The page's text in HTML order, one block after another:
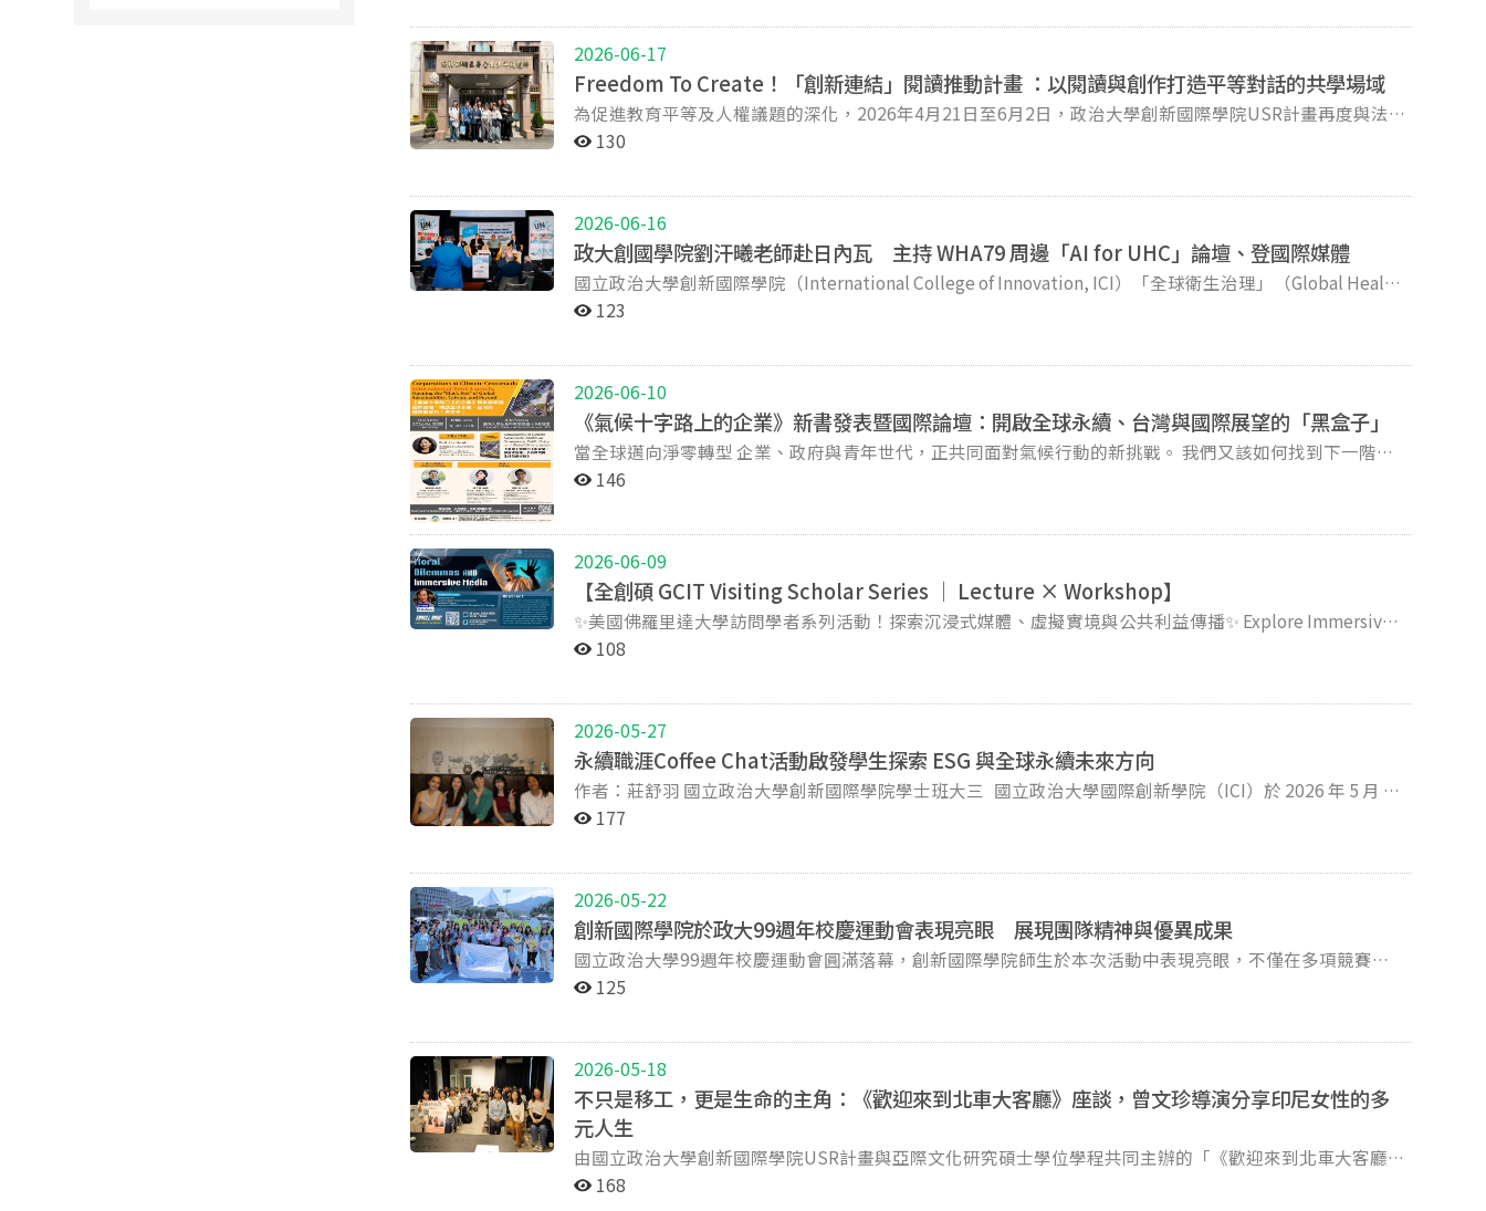
成兩次線上工作坊與兩次深度線上訪談，諮詢相關研究者先備知識，逐步建立田野框架。 六天行程分為田
野踏查與機構訪談兩大軸線。田野現場從鄉間小圳到半導體廠房，從陽宅緊鄰墓地的土地倫理，到柴油車廢
氣與工地風砂交錯的都市邊陲景觀，皆成為學生觀察與記錄的對象。行程後半段轉入機構訪談。師生一行赴
熊本縣議會進行交流，拜訪在地環境行動組織「熊本環境思考會」、議員岩田智子等人，以及長年關注日本
真由美、不動產仲介部長村上貴賴進行訪談，深入比較台日兩國自1992年以來不動產文化的結構性差異——
包括住宅作為「資產」或「工具」的截然不同社會認知，以及住宅貸款政策、市場可及性、跨世代居住正義
等議題。 本次移地田野呈現政大跨域教學的多元合力：地政學系學生帶入紮實的日本國土空間規劃與環評
規範知識，傳播學院學生專責影像記錄與田野敘事，ICI學生則探索跨國職場文化轉譯與國際溝通的橋梁。
此外，九州大學共創學部李曉燕老師與其學生的加入，使研究團隊得以獲得即時的跨文化視角轉譯，締結田
跨越校園，與生活實踐相互深化，此次熊本移地田野正是這一精神的具體展現。陳虹穎表示，移地田野的意
義不僅在於知識生產，更在於讓學生以身體丈量土地、感知環境變遷過程及不同的環境倫理底蘊。從感官到
概念，逐步建立對空間正義與環境變遷的敏銳觀察力。
2026-06-17
Freedom To Create！「創新連結」閱讀推動計畫 ：以閱讀與創作打造平等對話的共學場域
為促進教育平等及人權議題的深化，2026年4月21日至6月2日，政治大學創新國際學院USR計畫再度與法
務部矯正署臺北少年觀護所合作，在創新國際學院客座教授郭怡慧的統籌規劃與帶領下，以閱讀與創作工作
監獄與人權議題的討論，藉由多元場域實踐，引導學生從真實社會情境理解教育平等與人權價值。課程以
「We are one, not the other.」為核心精神，並以少女與志工學生身份間的平等為準則，期待在共同學習的
場域中，透過自在的交流與情感抒發，以對話與創作建立彼此之間的互信與理解。 郭怡慧教授表示，本學
期計畫共達成四項重要創新。首先，在臺北少年觀護所的支持下，本次計畫首度招募男性學生參與女所課
課程發想到活動帶領皆由學生共同規劃與執行。課程主題涵蓋摺紙、圖像詩、五感創作及語言分享等內容，
透過多元且彈性的設計，引導少女從自身經驗與感知出發，讓創作與交流能夠在自然且輕鬆的氛圍中展開。
團隊，透過分組陪伴與協作模式，創造志工與少女彼此傾聽、相互支持的機會。不同成員的觀察視角，也使
團隊能在課後進行更細緻的討論與反思，並依據現場需求即時調整課程內容與帶領方式。 最後，本計畫首
學習者的角色進入場域，透過真實互動重新思考自我與他人的關係，並理解每個生命經驗所承載的獨特意
義。 本學期計畫結束後，第一次參與計畫的台灣學生志工蔡瑋峻回想起過去對少年受刑人的印象，他表
示：「過往在新聞當中，我常見到這些少女受到媒體的片面報導而被醜化，但我實際進入到觀護所當中與她
們互動，我才意識到她們都只是個孩子，她們都仍帶有屬於她們善良的一面，只是因為被誤導，或是因為家
庭因素的緣故，使她們陷入了複雜的處境當中。」 泰國學生志工蔡寶瑩提及自己再度投入計畫的原因：
來自挪威的學生志工莫庭筠回應到，挪威的監獄體制一直以來都以開明的理念而成為國際上的典範，但自己
對挪威的少年監獄體仍有許多不了解的地方，他表示：「在參與這個計畫後，我很好奇挪威的少年監獄裡的
生活情況，裡面有沒有提供相關的教育，或是像我們推動的計畫一樣，去努力協助監獄裡的青少年，讓他們
在未來能延續相對穩定的生活。」 巴拉圭學生志工達淑珊分享了兩學期的參與帶給她的感觸：「在這裡，
我們都一樣是學生，因為我們都是在向生命學習。」她期許這段經驗能成為未來她在巴拉圭推動類似計畫的
第三年。透過平等的陪伴關係，計畫不僅為在所少女創造表達自我、探索生命經驗的學習空間，也讓參與的
學生志工在真實場域中重新思考教育與人權的意義。創作不僅成為少女認識自我與他人的媒介，也促進了不
同生命經驗之間的理解與對話，展現教育作為連結與賦權力量的可能性。 談到未來發展，郭怡慧教授表
示，希望能延續本學期累積的能量與成果，持續深化與臺北少年觀護所的合作關係。未來除保留原課程的核
心精神外，也規劃將更多議題式閱讀與討論融入課程設計，例如性別、毒品使用等少女關心且充滿好奇的議
題，引導其在安全且開放的對話空間中思考自身經驗與價值選擇。郭怡慧教授認為，唯有透過真誠的交流，
130
2026-06-16
政大創國學院劉汗曦老師赴日內瓦 主持 WHA79 周邊「AI for UHC」論壇、登國際媒體
國立政治大學創新國際學院（International College of Innovation, ICI）「全球衛生治理」（Global Health
Governance）課程授課教師劉汗曦博士，於2026年5月14日至23日受邀赴瑞士日內瓦，參與第79屆世界衛
（CNA）、工商時報等媒體報導，總統賴清德並透過影片致詞，肯定台灣願意分享醫療經驗、深化國際醫衛
合作。 論壇邀集日內瓦大學 Christian Lovis 教授、前國際醫學資訊協會（IMIA）主席李友專教授、國際組
織 TruMerit 執行長 Dr. Peter Preziosi，以及美國辛辛那提大學 Alex Lin 教授等四位講者，從臨床資料、預
防醫學、衛生人力到智慧藥事，探討人工智慧（AI）如何真正服務「全民健康覆蓋」（UHC）。劉汗曦在主
曦並受國際英文媒體 TaiwanPlus《Zoom In Zoom Out》專訪，與其博士指導教授、世界衛生組織「國家與
全球衛生法」合作中心（WHO Collaborating Center on National and Global Health Law）主任、喬治城大
學 Lawrence Gostin 教授同框受訪。劉汗曦指出，本屆 WHA 最受矚目的兩大議題，一是美國去年退出 WHO
所引發的經費與財務衝擊，二是 AI 與數位健康如何改變政府、公民社會與人類整體，並深刻影響醫療照護
與全球衛生；他並強調「法治是公共衛生的基礎」（Rule of law is the foundation for public health）——
瓦提到「健保快易通」──WHA會場外，台灣的「存在」與「缺席」〉，分享其日內瓦觀察。 出國之前，
世台聯合基金會與立法委員王正旭辦公室於5月12日在立法院舉行 WHA79 行前記者會，劉汗曦受邀上台發
言，多位跨黨派立委到場聲援。劉汗曦於記者會上表示，台灣在全球衛生與科技治理上累積的經驗有其獨特
性，是值得帶到日內瓦、與各國交流與分享的。 創新國際學院表示，「全球衛生治理」為學院旗艦課程之
一，結合國際法、公共衛生與外交視角，培養具全球視野的治理人才。透過本次在日內瓦與各國專家及國際
123
2026-06-10
《氣候十字路上的企業》新書發表暨國際論壇：開啟全球永續、台灣與國際展望的「黑盒子」
當全球邁向淨零轉型 企業、政府與青年世代，正共同面對氣候行動的新挑戰。 我們又該如何找到下一階段
的創新解方？ 誠摯邀請您參與Prof. Lily Hsueh的【新書發表暨國際論壇】 一起開啟全球永續、台灣與國際
https://direct.mit.edu/books/oa-monograph/6016/Corporations-at-Climate-CrossroadsMultilevel 以及
重量級主持人和與談人： 主持人/與談人： 林子倫｜臺大公共政策與法律研究中心 與談人： 杜文苓｜國立
政治大學公共行政學系特聘教授、創新國際學院院長 劉哲良｜中華經濟研究院綠色經濟研究中心研究員兼
副主任、能源與環境研究中心主任 讓我們一起深入探討： 企業淨零治理與永續轉型 全球氣候治理下的新公
146
2026-06-09
【全創碩 GCIT Visiting Scholar Series │ Lecture × Workshop】
✨美國佛羅里達大學訪問學者系列活動！探索沉浸式媒體、虛擬實境與公共利益傳播✨ Explore Immersive
Media, Virtual Reality, and Public Interest Communication with a Visiting Scholar from the University of
共利益傳播中心（Center for Public Interest Communications）研究主任 李育豪博士（Dr. Yu-Hao Lee）
蒞臨訪問，帶來一場專題演講與一場工作坊！ 李博士長期研究沉浸式媒體、虛擬實境、媒介心理學、公共
利益傳播與新興傳播科技，並致力於探討科技如何影響人類行為、社會互動與公共利益。 GCIT is
delighted to welcome Dr. Yu-Hao Lee from the University of Florida as our visiting scholar this June! ✨
psychology, public interest communication, and emerging communication technologies. During his
visit, he will lead two engaging events to share his latest research and professional insights. 【Lecture】
Moral Dilemmas & Immersive Media 當故事中的道德困境不再來自作者，而是來自玩家自己的選擇，會產
生什麼樣的體驗？ 本場演講將探討娛樂媒體中的道德判斷，以及沉浸式媒體如何創造真實的心理反應與自
我反思經驗。 What happens when a story's moral failures are not the writer's fault, but your own? Many
how immersive media provides opportunities for moral dilemmas. Through my studies, I argue that
interactive media affords authentic psychological responses and self-transcendent experiences that
help us reflect on who we are and our relationship with others. 時間 Time: 06/17 (Wed)｜12:30–14:00 地
點 Venue: NCCU College of Law Building, Room 312 (3F) 法學院館三樓 312 講堂 報名表單 Registration
(Open until 06/12 (Fri)): https://forms.gle/XbUroKBushTP4aQh6 *Lunchbox included! 活動備有午餐*
━━━━━━━━━━━ 【Workshop】What is Public Interest Communication and Why Do We Need It
108
2026-05-27
永續職涯Coffee Chat活動啟發學生探索 ESG 與全球永續未來方向
作者：莊舒羽 國立政治大學創新國際學院學士班大三 國立政治大學國際創新學院（ICI）於 2026 年 5 月 17
日，在南港的 Pause Coffee 舉辦「Career-Wise Informal Gathering #2 — Coffee Chat」活動。本次活動由
接與業界專業人士互動。來自不同學術背景的學生參與了有關永續發展、ESG、企業社會責任及未來職涯機
會的討論。 李翊僑以自身經歷為例，分享她如何從公共行政與永續政策研究背景，逐步進入企業永續與環
境、健康與安全（EHS）領域。她也提到，目前企業對於淨零轉型、供應鏈治理及永續策略等相關人才的需
求正持續增加。 在加入鴻海之前，李翊僑曾擔任 Welhunt 永續發展副理、AECOM 資深 EHS 顧問，以及台
才。 在交流討論環節中，學生們也積極詢問如何為未來永續職涯做好準備。李翊僑表示，永續領域非常重
視對國際政策與全球議題的敏感度。她鼓勵學生持續關注 ESG 發展、淨零轉型、碳管理與供應鏈治理等重
要議題，同時透過不斷累積相關知識、參與討論與接觸永續資訊，深化自身理解。 針對學生提問「進入永
續領域前是否需要先取得專業證照」，李翊僑分享，雖然證照能作為能力的輔助證明，但企業往往更重視求
職者對永續議題的理解、持續學習的熱忱，以及分析與溝通能力。她建議學生不必急於考取證照，而是應透
過閱讀國際報告、參與論壇與活動、追蹤政策趨勢，以及投入研究計畫或實習等方式，長期培養對永續議題
177
2026-05-22
創新國際學院於政大99週年校慶運動會表現亮眼 展現團隊精神與優異成果
國立政治大學99週年校慶運動會圓滿落幕，創新國際學院師生於本次活動中表現亮眼，不僅在多項競賽中
獲得優異成績，也展現出高度凝聚力與團隊精神，為學院增添榮耀。 本次校慶活動當日天氣炎熱，仍有許
際學院學生於田徑與團體競賽中皆有傑出表現，榮獲多項佳績。學士班二年級學生金品萱與四年級學生林子
翔同時榮獲「政大運動代表隊獎學金」，表彰其優異的運動表現與長期投入。 本次競賽獲獎成績如下： 金
牌二項 女子田徑 200 公尺｜金品萱 女子田徑 400 公尺｜金品萱 銀牌一項 女子田徑 100 公尺｜金品萱 銅牌
三項 壘球擲遠｜陳奕彤 男子田徑 400 公尺｜陳榮聖 團體競賽 滾球接力｜創國學士班 第四名二項 女子田徑
200 公尺｜陳奕彤 團體競賽 大隊接力｜創國學士班 第五名一項 男子田徑 100 公尺｜王顥勳 此外，學院亦傳
125
2026-05-18
不只是移工，更是生命的主角：《歡迎來到北車大客廳》座談，曾文珍導演分享印尼女性的多
元人生
由國立政治大學創新國際學院USR計畫與亞際文化研究碩士學位學程共同主辦的「《歡迎來到北車大客廳》
放映及映後座談」，於5月8日在政大新聞館圓滿落幕。活動由創國學院副教授歐子綺主持，特別邀請金馬
168